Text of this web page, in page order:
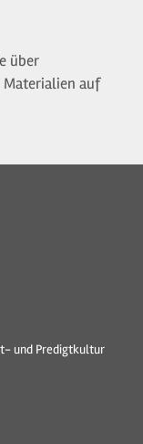
über
Materialien auf
und Predigtkultur